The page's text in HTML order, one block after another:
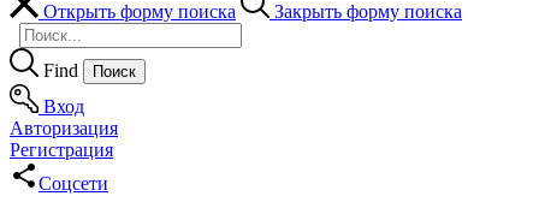
Открыть форму поиска
Закрыть форму поиска
Find
Вход
Авторизация
Регистрация
Соцсети